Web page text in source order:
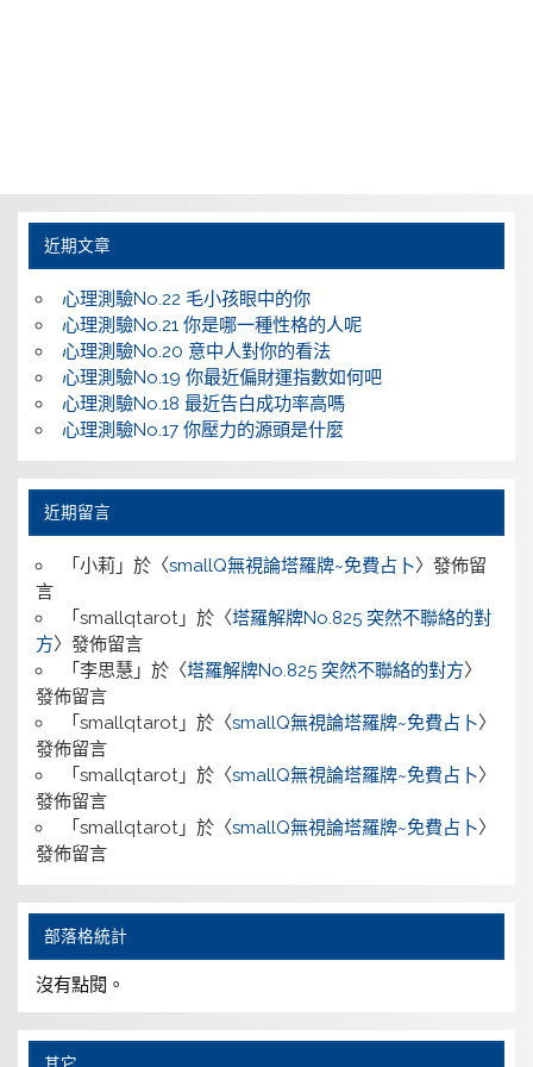
近期文章
心理測驗No.22 毛小孩眼中的你
心理測驗No.21 你是哪一種性格的人呢
心理測驗No.20 意中人對你的看法
心理測驗No.19 你最近偏財運指數如何吧
心理測驗No.18 最近告白成功率高嗎
心理測驗No.17 你壓力的源頭是什麼
近期留言
「 小莉」於〈smallQ無視論塔羅牌~免費占卜〉發佈留
言
「 smallqtarot」於〈塔羅解牌No.825 突然不聯絡的對
方〉發佈留言
「 李思慧」於〈塔羅解牌No.825 突然不聯絡的對方〉
發佈留言
「 smallqtarot」於〈smallQ無視論塔羅牌~免費占卜〉
發佈留言
「 smallqtarot」於〈smallQ無視論塔羅牌~免費占卜〉
發佈留言
「 smallqtarot」於〈smallQ無視論塔羅牌~免費占卜〉
發佈留言
部落格統計
沒有點閱。